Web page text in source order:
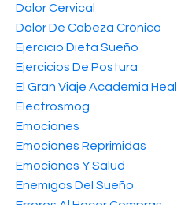
Dolor Cervical
Dolor De Cabeza Crónico
Ejercicio Dieta Sueño
Ejercicios De Postura
El Gran Viaje Academia Heal
Electrosmog
Emociones
Emociones Reprimidas
Emociones Y Salud
Enemigos Del Sueño